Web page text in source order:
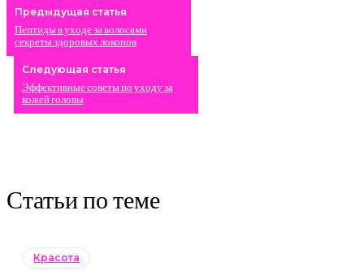
Предыдущая статья
Пептиды в уходе за волосами
секреты здоровых локонов
Следующая статья
Эффективные советы по уходу за
кожей головы
Статьи по теме
Красота